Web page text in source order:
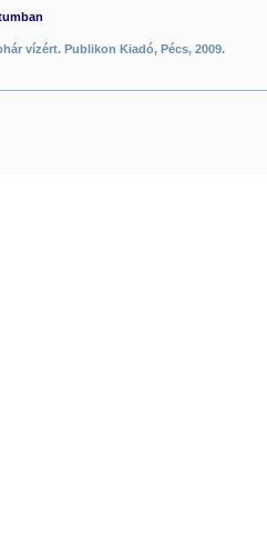
vízért. Publikon Kiadó, Pécs, 2009.